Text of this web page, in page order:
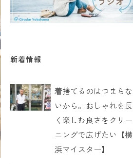
新着情報
着捨てるのはつまらな
いから。おしゃれを長
く楽しむ良さをクリー
ニングで広げたい【横
浜マイスター】